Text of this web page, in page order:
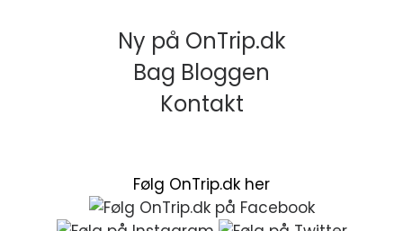
Ny på OnTrip.dk
Bag Bloggen
Kontakt
Følg OnTrip.dk her